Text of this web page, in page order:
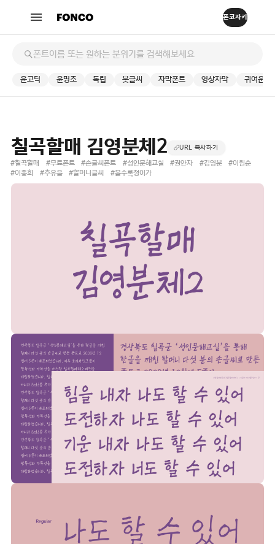
윤고딕 윤명조 독립 붓글씨 자막폰트 영상자막 귀여운
칠곡할매 김영분체2 URL 복사하기
#칠곡할매 #무료폰트 #손글씨폰트 #성인문해교실 #권안자 #김영분
#이원순
#이종희
#추유을 #할머니글씨 #볼수록정이가